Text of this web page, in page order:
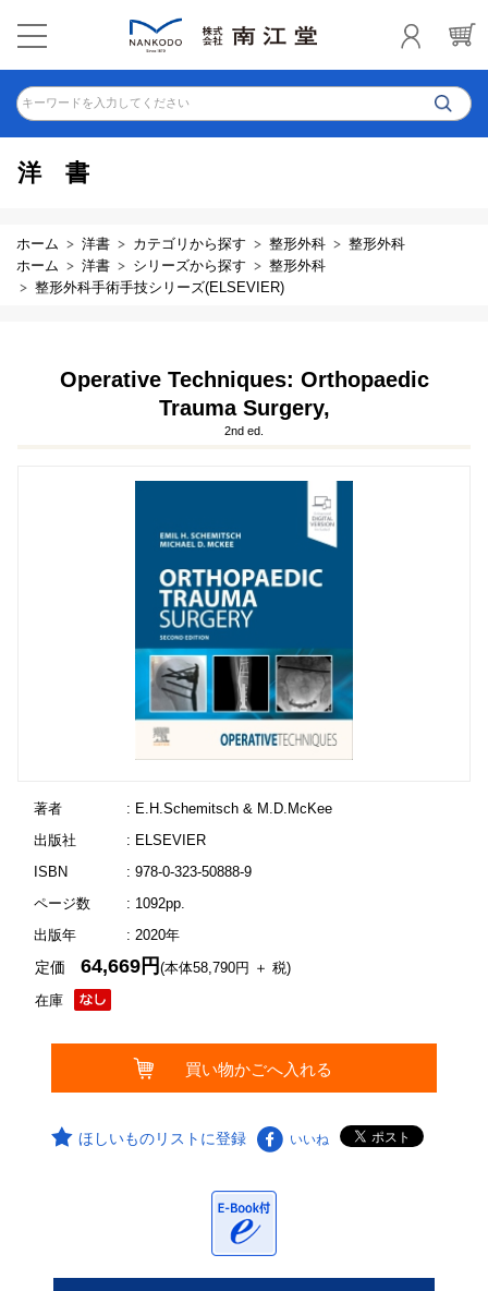
キーワードを入力してください
洋書
ホーム 洋書 カテゴリから探す 整形外科
整形外科
ホーム
洋書 シリーズから探す
整形外科
整形外科手術手技シリーズ(ELSEVIER)
Operative Techniques: Orthopaedic
Trauma Surgery,
2nd ed.
著者
: E.H.Schemitsch & M.D.McKee
出版社
: ELSEVIER
ISBN
: 978-0-323-50888-9
ページ数
: 1092pp.
出版年
: 2020年
在庫
定価64,669円(本体58,790円 ＋ 税)
ほしいものリストに登録 いいね